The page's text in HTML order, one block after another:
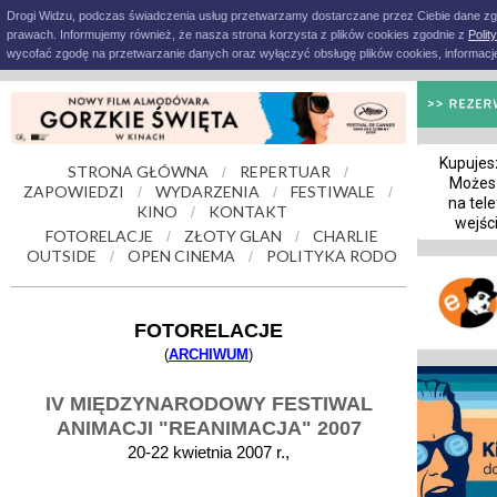
Drogi Widzu, podczas świadczenia usług przetwarzamy dostarczane przez Ciebie dane
prawach. Informujemy również, że nasza strona korzysta z plików cookies zgodnie z
wycofać zgodę na przetwarzanie danych oraz wyłączyć obsługę plików cookies,
STRONA GŁÓWNA / REPERTUAR /
ZAPOWIEDZI / WYDARZENIA / FESTIWALE /
KINO /
KONTAKT
FOTORELACJE
/ ZŁOTY GLAN /
CHARLIE
OUTSIDE
/ OPEN CINEMA / POLITYKA RODO
FOTORELACJE
(ARCHIWUM )
IV MIĘDZYNARODOWY FESTIWAL
ANIMACJI "REANIMACJA" 2007
20-22 kwietnia 2007 r.,
na